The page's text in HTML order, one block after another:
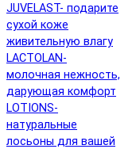
JUVELAST- подарите
сухой коже
живительную влагу
LACTOLAN-
молочная нежность,
дарующая комфорт
LOTIONS-
натуральные
лосьоны для вашей